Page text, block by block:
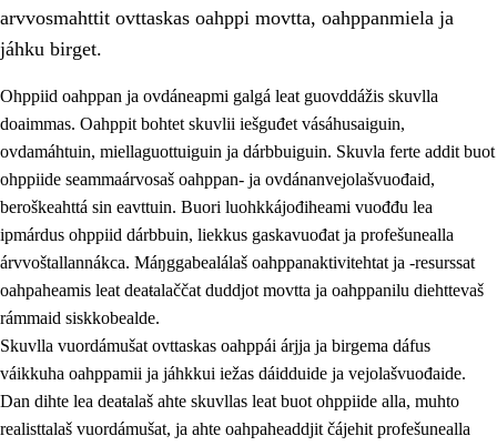
3. Skuvlla praksisa prinsihpat
3.1 Fátmmasteaddji oahppanbiras
3.2 Oahpaheapmi ja heivehuvvon oahpahus
3.3 Ovttasbargu ruovttu ja skuvlla gaskka
3.4 Oahpahus oahppofitnodagas ja bargoeallimis
arvvosmahttit ovttaskas oahppi movtta, oahppanmiela ja
jáhku birget.
Ohppiid oahppan ja ovdáneapmi galgá leat guovddážis skuvlla
doaimmas. Oahppit bohtet skuvlii iešguđet vásáhusaiguin,
ovdamáhtuin, miellaguottuiguin ja dárbbuiguin. Skuvla ferte addit buot
ohppiide seammaárvosaš oahppan- ja ovdánanvejolašvuođaid,
beroškeahttá sin eavttuin. Buori luohkkájođiheami vuođđu lea
ipmárdus ohppiid dárbbuin, liekkus gaskavuođat ja profešunealla
árvvoštallannákca. Máŋggabealálaš oahppanaktivitehtat ja -resurssat
oahpaheamis leat deaŧalaččat duddjot movtta ja oahppanilu diehttevaš
rámmaid siskkobealde.
Skuvlla vuordámušat ovttaskas oahppái árjja ja birgema dáfus
váikkuha oahppamii ja jáhkkui iežas dáidduide ja vejolašvuođaide.
Dan dihte lea deaŧalaš ahte skuvllas leat buot ohppiide alla, muhto
realisttalaš vuordámušat, ja ahte oahpaheaddjit čájehit profešunealla